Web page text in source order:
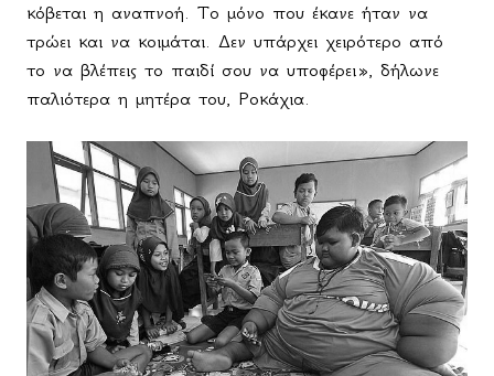
κόβεται η αναπνοή. Το μόνο που έκανε ήταν να
τρώει και να κοιμάται. Δεν υπάρχει χειρότερο από
το να βλέπεις το παιδί σου να υποφέρει», δήλωνε
παλιότερα η μητέρα του, Ροκάχια.